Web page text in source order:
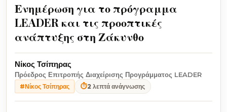
Ενημέρωση για το πρόγραμμα
LEADER και τις προοπτικές
ανάπτυξης στη Ζάκυνθο
Νίκος Τσίπηρας
Πρόεδρος Επιτροπής Διαχείρισης Προγράμματος LEADER
#Νίκος Τσίπηρας ⏱2 λεπτά ανάγνωσης